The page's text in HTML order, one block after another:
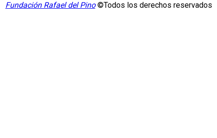
Fundación Rafael del Pino©Todos los derechos reservados